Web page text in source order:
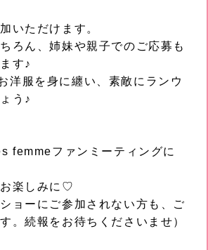
参加いただけます。
ろん、姉妹や親子でのご応募も
す♪
洋服を身に纏い、素敵にランウ
う♪
ファンミーティングに
楽しみに♡
ョーにご参加されない方も、ご
。続報をお待ちくださいませ）